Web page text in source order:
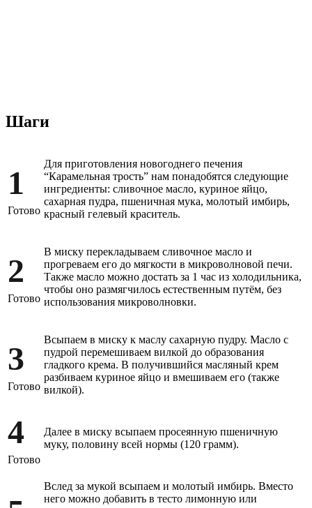
Шаги
1
Готово
Для приготовления новогоднего печения
“Карамельная трость” нам понадобятся следующие
ингредиенты: сливочное масло, куриное яйцо,
сахарная пудра, пшеничная мука, молотый имбирь,
красный гелевый краситель.
2
Готово
В миску перекладываем сливочное масло и
прогреваем его до мягкости в микроволновой печи.
Также масло можно достать за 1 час из холодильника,
чтобы оно размягчилось естественным путём, без
использования микроволновки.
3
Готово
Всыпаем в миску к маслу сахарную пудру. Масло с
пудрой перемешиваем вилкой до образования
гладкого крема. В получившийся масляный крем
разбиваем куриное яйцо и вмешиваем его (также
вилкой).
4
Готово
Далее в миску всыпаем просеянную пшеничную
муку, половину всей нормы (120 грамм).
Вслед за мукой всыпаем и молотый имбирь. Вместо
него можно добавить в тесто лимонную или